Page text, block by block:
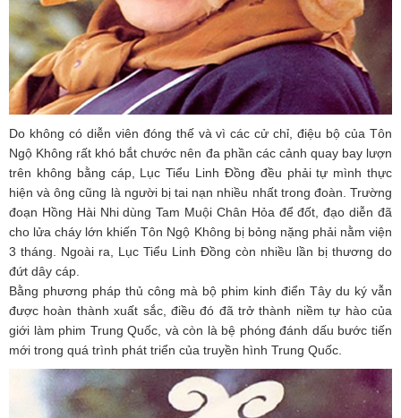
Do không có diễn viên đóng thế và vì các cử chỉ, điệu bộ của Tôn
Ngộ Không rất khó bắt chước nên đa phần các cảnh quay bay lượn
trên không bằng cáp, Lục Tiểu Linh Đồng đều phải tự mình thực
hiện và ông cũng là người bị tai nạn nhiều nhất trong đoàn. Trường
đoạn Hồng Hài Nhi dùng Tam Muội Chân Hỏa để đốt, đạo diễn đã
cho lửa cháy lớn khiến Tôn Ngộ Không bị bỏng nặng phải nằm viện
3 tháng. Ngoài ra, Lục Tiểu Linh Đồng còn nhiều lần bị thương do
đứt dây cáp.
Bằng phương pháp thủ công mà bộ phim kinh điển Tây du ký vẫn
được hoàn thành xuất sắc, điều đó đã trở thành niềm tự hào của
giới làm phim Trung Quốc, và còn là bệ phóng đánh dấu bước tiến
mới trong quá trình phát triển của truyền hình Trung Quốc.